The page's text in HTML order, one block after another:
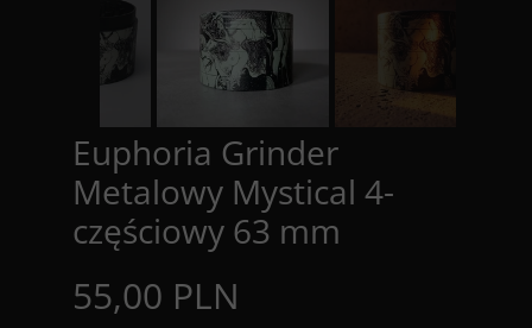
55,00 PLN
Euphoria Grinder
Metalowy Mystical 4-
częściowy 63 mm